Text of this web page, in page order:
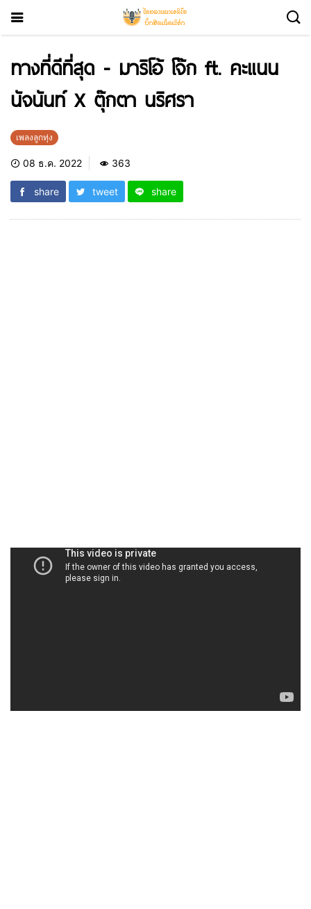
ทางที่ดีที่สุด -​ มาริโอ้ โจ๊ก ft. คะแนน
นัจนันท์ X ตุ๊กตา นริศรา
เพลงลูกทุ่ง
08 ธ.ค. 2022 363
share tweet share